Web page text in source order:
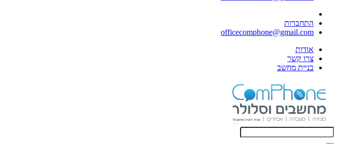
התחברות
officecomphone@gmail.com
אודות
צרו קשר
בניית מחשב